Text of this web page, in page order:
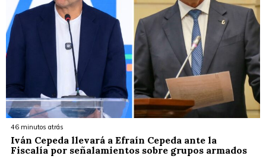
46 minutos atrás
Iván Cepeda llevará a Efraín Cepeda ante la
Fiscalía por señalamientos sobre grupos armados